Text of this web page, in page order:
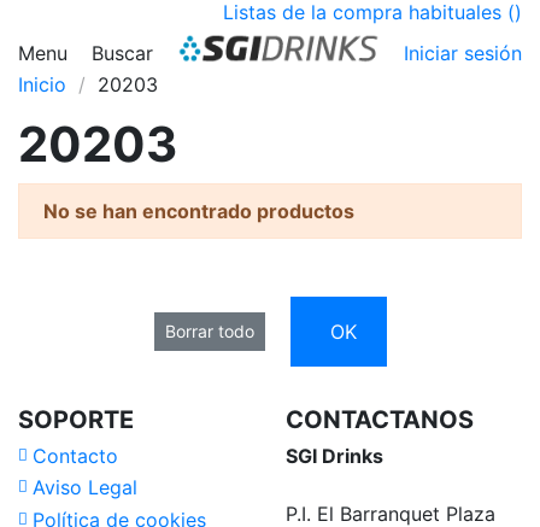
Listas de la compra habituales ()
Menu
Buscar
Iniciar sesión
Inicio
20203
20203
No se han encontrado productos
Borrar todo OK
SOPORTE
Contacto
Aviso Legal
Política de cookies
CONTACTANOS
SGI Drinks
P.I. El Barranquet Plaza